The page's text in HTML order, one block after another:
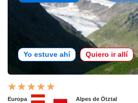
Yo estuve ahí Quiero ir allí
Europa Alpes de Ötztal